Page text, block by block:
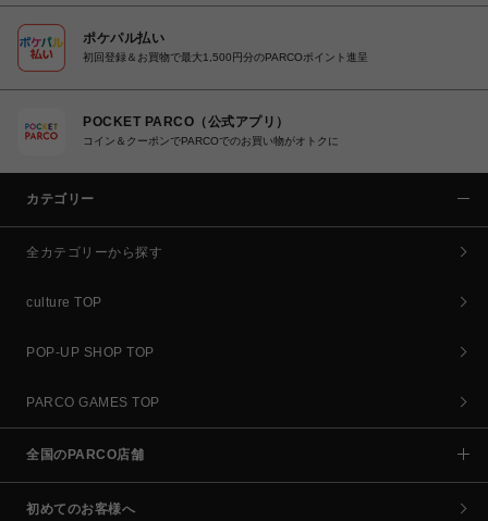
ポケパル払い
初回登録＆お買物で最大1,500円分のPARCOポイント進呈
POCKET PARCO（公式アプリ）
コイン＆クーポンでPARCOでのお買い物がオトクに
カテゴリー
全カテゴリーから探す
culture TOP
POP-UP SHOP TOP
PARCO GAMES TOP
全国のPARCO店舗
初めてのお客様へ